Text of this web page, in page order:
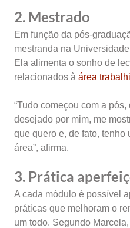
2. Mestrado
Em função da pós-
mestranda na
Ela alimenta o sonho de
relacionados à área
“Tudo começou com a
desejado por mim, me
que quero e, de fato, tenho
área”, afirma.
3. Prática
A cada módulo é possível
práticas que melhoram o
um todo. Segundo